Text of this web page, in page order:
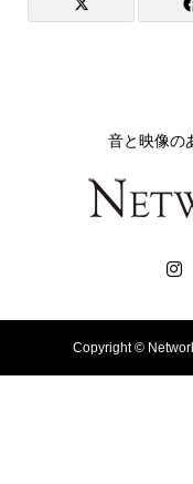
音と映像の
Copyright ©